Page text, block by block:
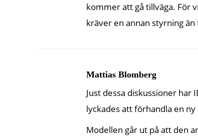
kommer att gå tillväga. För
kräver en annan styrning
Mattias Blomberg
Just dessa diskussioner
lyckades att förhandla en
Modellen går ut på att den